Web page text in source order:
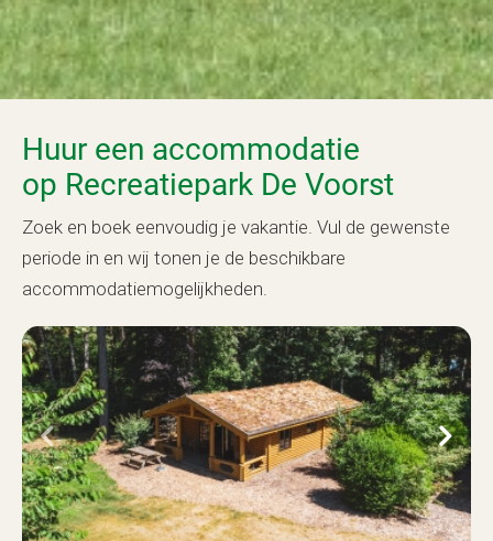
Huur een accommodatie
op Recreatiepark De Voorst
Zoek en boek eenvoudig je vakantie. Vul de gewenste
periode in en wij tonen je de beschikbare
accommodatiemogelijkheden.